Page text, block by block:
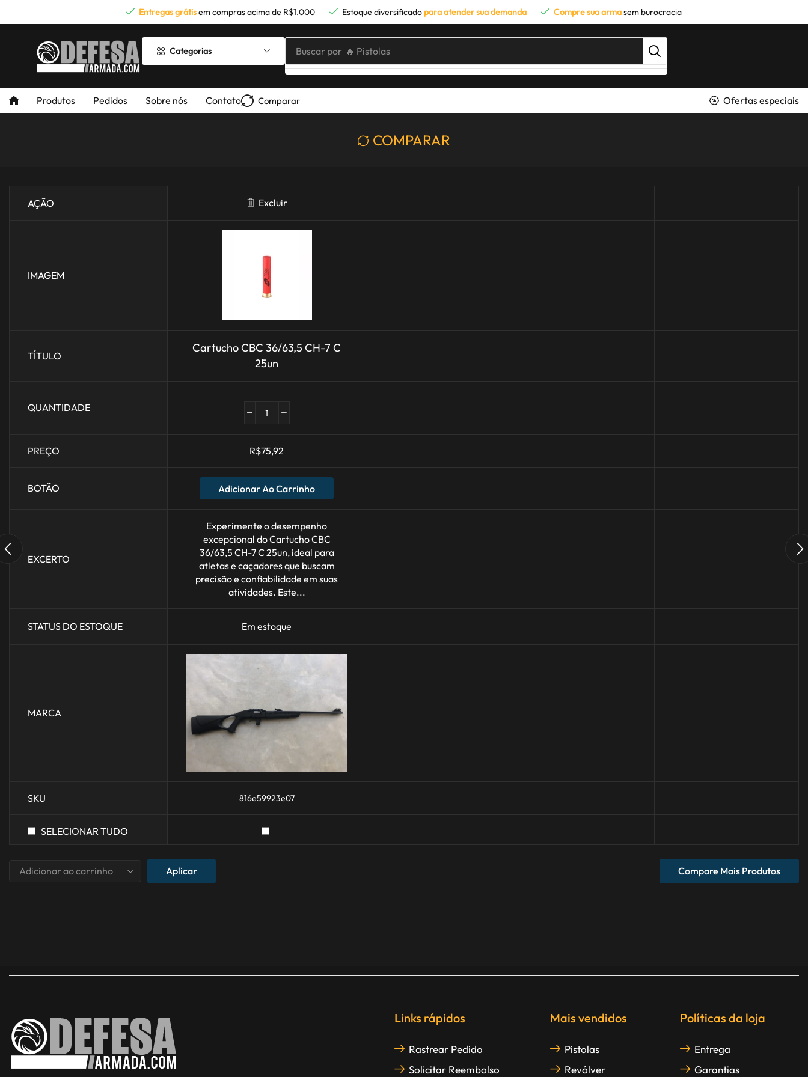
Entregas grátisem compras acima de R$1.000 Estoque diversificado para atender sua demanda Compre sua armasem burocracia
Categorias Buscar por 🔥 Pistolas
Produtos Pedidos Sobre nós Contato Comparar Ofertas especiais
COMPARAR
AÇÃO Excluir
IMAGEM
TÍTULO
Cartucho CBC 36/63,5 CH-7 C
25un
QUANTIDADE
PREÇO R$75,92
BOTÃO Adicionar Ao Carrinho
EXCERTO
Experimente o desempenho
excepcional do Cartucho CBC
36/63,5 CH-7 C 25un, ideal para
atletas e caçadores que buscam
precisão e confiabilidade em suas
atividades. Este...
STATUS DO ESTOQUE Em estoque
MARCA
SKU 816e59923e07
SELECIONAR TUDO
Aplicar Compare Mais Produtos
Links rápidos
Rastrear Pedido
Solicitar Reembolso
Mais vendidos
Pistolas
Revólver
Políticas da loja
Entrega
Garantias